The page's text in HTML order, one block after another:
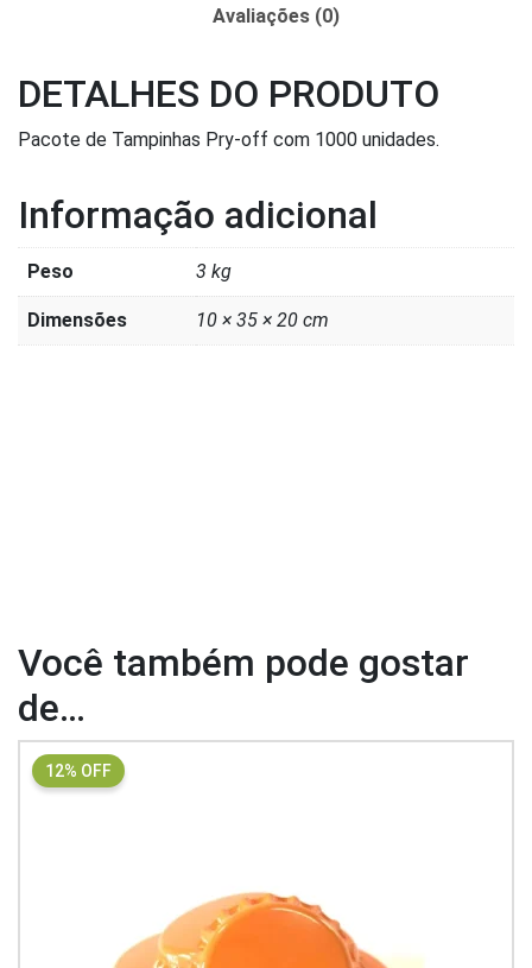
Avaliações (0)
DETALHES DO PRODUTO
Pacote de Tampinhas Pry-off com 1000 unidades.
Informação adicional
Peso 3 kg
Dimensões 10 × 35 × 20 cm
Você também pode gostar
de…
12% OFF